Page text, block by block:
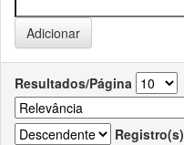
Resultados/Página
Registro(s)